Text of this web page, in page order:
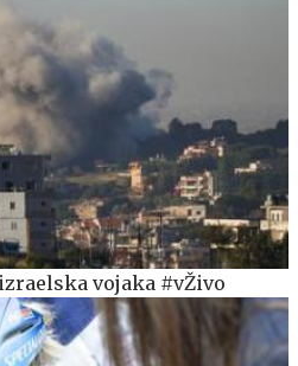
vojaka #vŽivo